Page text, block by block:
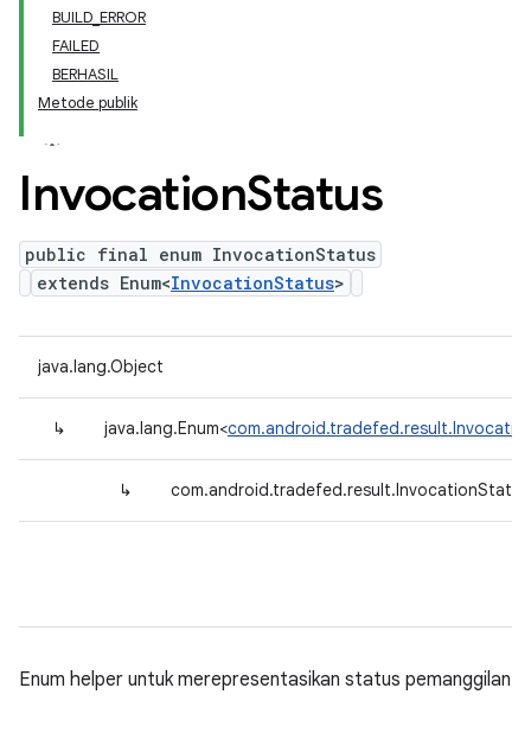
BUILD_ERROR
FAILED
BERHASIL
Metode publik
InvocationStatus
public final enum InvocationStatus
extends Enum<InvocationStatus>
java.lang.Object
↳ java.lang.Enum<
↳ com.android.tradefed.result.InvocationStatus
Enum helper untuk merepresentasikan status pemanggilan